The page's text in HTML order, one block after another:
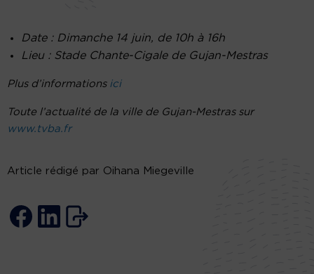
Date : Dimanche 14 juin, de 10h à 16h
Lieu : Stade Chante-Cigale de Gujan-Mestras
Plus d’informations ici
Toute l’actualité de la ville de Gujan-Mestras sur
www.tvba.fr
Article rédigé par Oihana Miegeville